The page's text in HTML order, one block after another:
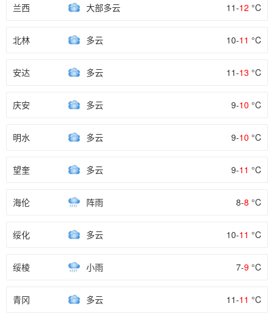
兰西 大部多云 11-12 °C
北林 多云 10-11 °C
安达 多云 11-13 °C
庆安 多云 9-10 °C
明水 多云 9-10 °C
望奎 多云 9-11 °C
海伦 阵雨 8-8 °C
绥化 多云 10-11 °C
绥棱 小雨 7-9 °C
青冈 多云 11-11 °C